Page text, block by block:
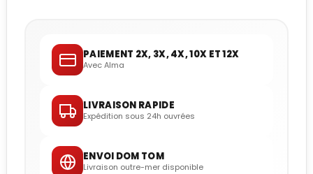
PAIEMENT 2X, 3X, 4X, 10X ET 12X
Avec Alma
LIVRAISON RAPIDE
Expédition sous 24h ouvrées
ENVOI DOM TOM
Livraison outre-mer disponible